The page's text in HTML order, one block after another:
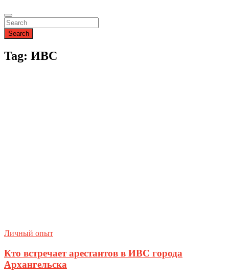
Search
Tag: ИВС
Личный опыт
Кто встречает арестантов в ИВС города
Архангельска